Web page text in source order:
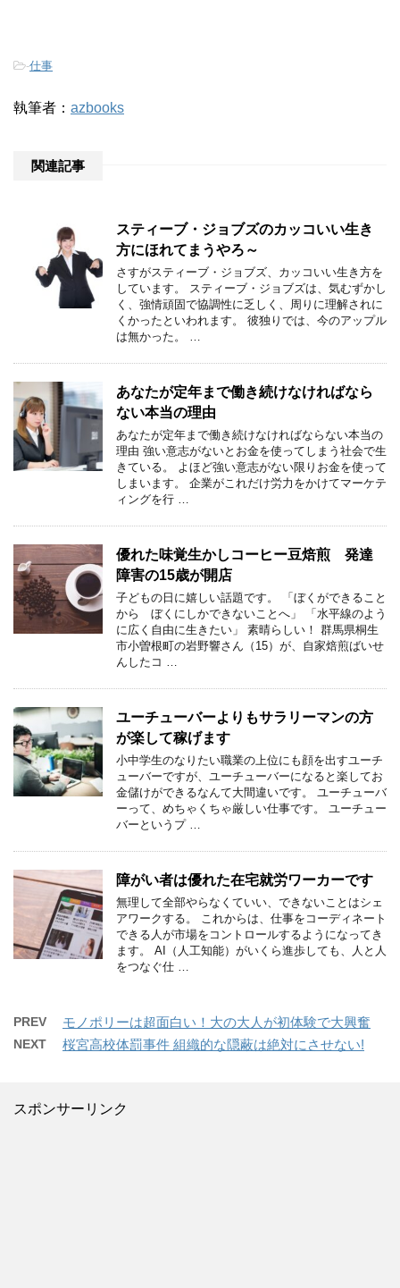
-仕事
執筆者： azbooks
関連記事
スティーブ・ジョブズのカッコいい生き
方にほれてまうやろ～
さすがスティーブ・ジョブズ、カッコいい生き方を
しています。 スティーブ・ジョブズは、気むずかし
く、強情頑固で協調性に乏しく、周りに理解されに
くかったといわれます。 彼独りでは、今のアップル
は無かった。 …
あなたが定年まで働き続けなければなら
ない本当の理由
あなたが定年まで働き続けなければならない本当の
理由 強い意志がないとお金を使ってしまう社会で生
きている。 よほど強い意志がない限りお金を使って
しまいます。 企業がこれだけ労力をかけてマーケテ
ィングを行 …
優れた味覚生かしコーヒー豆焙煎 発達
障害の15歳が開店
子どもの日に嬉しい話題です。 「ぼくができること
から ぼくにしかできないことへ」 「水平線のよう
に広く自由に生きたい」 素晴らしい！ 群馬県桐生
市小曽根町の岩野響さん（15）が、自家焙煎ばいせ
んしたコ …
ユーチューバーよりもサラリーマンの方
が楽して稼げます
小中学生のなりたい職業の上位にも顔を出すユーチ
ューバーですが、ユーチューバーになると楽してお
金儲けができるなんて大間違いです。 ユーチューバ
ーって、めちゃくちゃ厳しい仕事です。 ユーチュー
バーというプ …
障がい者は優れた在宅就労ワーカーです
無理して全部やらなくていい、できないことはシェ
アワークする。 これからは、仕事をコーディネート
できる人が市場をコントロールするようになってき
ます。 AI（人工知能）がいくら進歩しても、人と人
をつなぐ仕 …
PREV モノポリーは超面白い！大の大人が初体験で大興奮
NEXT 桜宮高校体罰事件 組織的な隠蔽は絶対にさせない!
スポンサーリンク